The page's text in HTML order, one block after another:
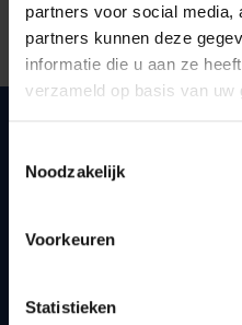
partners voor social media,
partners kunnen deze
informatie die u aan ze
verzameld op basis van
Noodzakelijk
Voorkeuren
Statistieken
Snel naar
Bereikbaarheid